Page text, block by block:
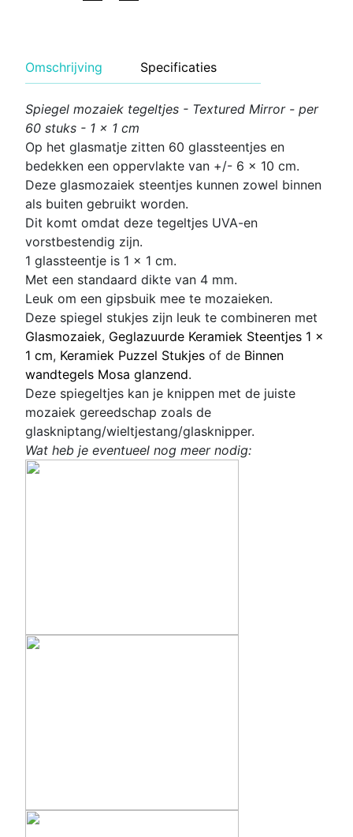
Omschrijving Specificaties
Spiegel mozaiek tegeltjes - Textured Mirror - per
60 stuks - 1 x 1 cm
Op het glasmatje zitten 60 glassteentjes en
bedekken een oppervlakte van +/- 6 x 10 cm.
Deze glasmozaiek steentjes kunnen zowel binnen
als buiten gebruikt worden.
Dit komt omdat deze tegeltjes UVA-en
vorstbestendig zijn.
1 glassteentje is 1 x 1 cm.
Met een standaard dikte van 4 mm.
Leuk om een gipsbuik mee te mozaieken.
Deze spiegel stukjes zijn leuk te combineren met
Glasmozaiek, Geglazuurde Keramiek Steentjes 1 x
1 cm, Keramiek Puzzel Stukjes of de Binnen
wandtegels Mosa glanzend.
Deze spiegeltjes kan je knippen met de juiste
mozaiek gereedschap zoals de
glaskniptang/wieltjestang/glasknipper.
Wat heb je eventueel nog meer nodig: